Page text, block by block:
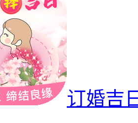
订婚吉